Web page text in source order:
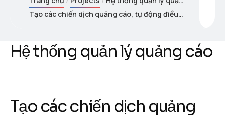
Tạo các chiến dịch quảng cáo, tự động điều chỉnh theo thông tin chi tiết về đối tượng, giúp tăng cường mức độ tương tác và hiệu quả quảng cáo.
Hệ thống quản lý quảng cáo
Tạo các chiến dịch quảng